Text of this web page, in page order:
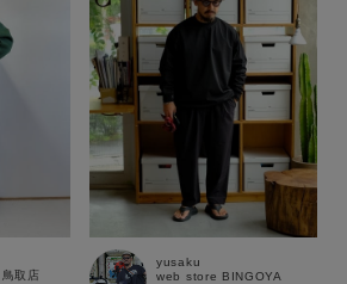
条件で絞り込む
取店
yusaku
web store BINGOYA